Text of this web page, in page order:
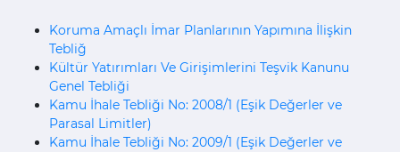
Koruma Amaçlı İmar Planlarının Yapımına İlişkin
Tebliğ
Kültür Yatırımları Ve Girişimlerini Teşvik Kanunu
Genel Tebliği
Kamu İhale Tebliği No: 2008/1 (Eşik Değerler ve
Parasal Limitler)
Kamu İhale Tebliği No: 2009/1 (Eşik Değerler ve